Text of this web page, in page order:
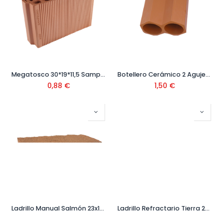
Megatosco 30*19*11,5 Sampedro
0,88 €
Botellero Cerámico 2 Agujeros Ceranor
1,50 €
Ladrillo Manual Salmón 23x11x3,7 Ladrillo Refractario Tierra 22x11x5